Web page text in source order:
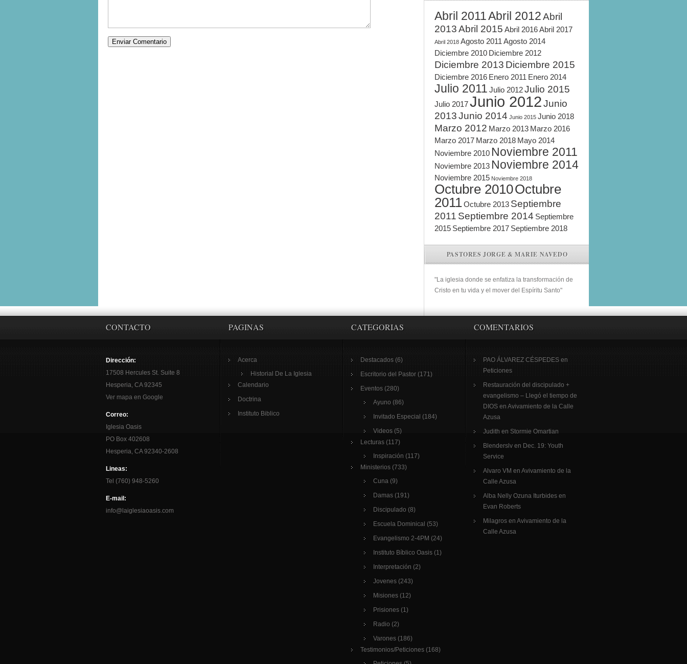
Abril 2011Abril 2012Abril
2013Abril 2015 Abril 2016Abril 2017
Abril 2018 Agosto 2011 Agosto 2014
Diciembre 2010 Diciembre 2012
Diciembre 2013 Diciembre 2015
Diciembre 2016 Enero 2011 Enero 2014
Julio 2011 Julio 2012Julio 2015
Julio 2017Junio 2012Junio
2013Junio 2014 Junio 2015 Junio 2018
Marzo 2012 Marzo 2013 Marzo 2016
Marzo 2017 Marzo 2018 Mayo 2014
Noviembre 2010 Noviembre 2011
Noviembre 2013 Noviembre 2014
Noviembre 2015 Noviembre 2018
Octubre 2010Octubre
2011Octubre 2013 Septiembre
2011 Septiembre 2014 Septiembre
2015 Septiembre 2017 Septiembre 2018
PASTORES JORGE & MARIE NAVEDO
"La iglesia donde se enfatiza la transformación de
Cristo en tu vida y el mover del Espíritu Santo"
CONTACTO
Dirección:
17508 Hercules St. Suite 8
Hesperia, CA 92345
Ver mapa en Google
Correo:
Iglesia Oasis
PO Box 402608
Hesperia, CA 92340-2608
Lineas:
Tel (760) 948-5260
E-mail:
info@laiglesiaoasis.com
PAGINAS
Acerca
Historial De La Iglesia
Calendario
Doctrina
Instituto Biblico
CATEGORIAS
Destacados (6)
Escritorio del Pastor (171)
Eventos (280)
Ayuno (86)
Invitado Especial (184)
Videos (5)
Lecturas (117)
Inspiración (117)
Ministerios (733)
Cuna (9)
Damas (191)
Discipulado (8)
Escuela Dominical (53)
Evangelismo 2-4PM (24)
Instituto Bíblico Oasis (1)
Interpretación (2)
Jovenes (243)
Misiones (12)
Prisiones (1)
Radio (2)
Varones (186)
Testimonios/Peticiones (168)
COMENTARIOS
PAO ÁLVAREZ CÉSPEDES en
Peticiones
Restauración del discipulado +
evangelismo – Llegó el tiempo de
DIOS en Avivamiento de la Calle
Azusa
Judith en Stormie Omartian
Blenderslv en Dec. 19: Youth
Service
Alvaro VM en Avivamiento de la
Calle Azusa
Alba Nelly Ozuna Iturbides en
Evan Roberts
Milagros en Avivamiento de la
Calle Azusa